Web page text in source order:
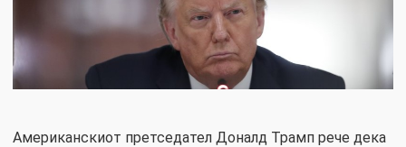
Американскиот претседател Доналд Трамп рече дека